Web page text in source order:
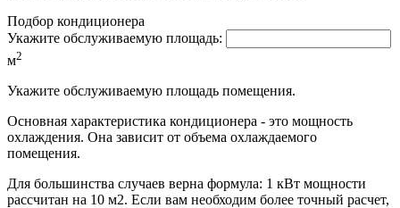
Подбор кондиционера
Укажите обслуживаемую площадь:
м2
Укажите обслуживаемую площадь помещения.
Основная характеристика кондиционера - это мощность
охлаждения. Она зависит от объема охлаждаемого
помещения.
Для большинства случаев верна формула: 1 кВт мощности
рассчитан на 10 м2. Если вам необходим более точный расчет,